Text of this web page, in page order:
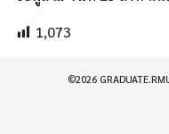
1,073
©2026